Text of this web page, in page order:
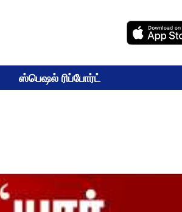
ஸ்பெஷல் ரிப்போர்ட்